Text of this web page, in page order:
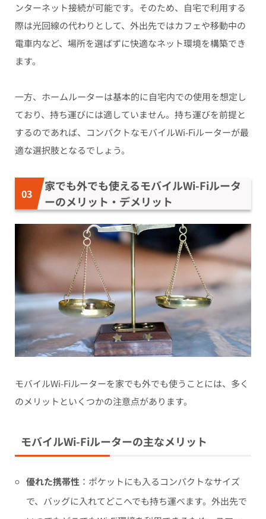
ンターネット接続が可能です。そのため、自宅で利用する
際は光回線の代わりとして、外出先ではカフェや移動中の
電車内など、場所を選ばずに快適なネット環境を構築でき
ます。
一方、ホームルーターは基本的に自宅内での使用を想定し
ており、持ち運びには適していません。持ち運びを前提と
するのであれば、コンパクトなモバイルWi-Fiルーターが最
適な選択肢となるでしょう。
家でも外でも使えるモバイルWi-Fiルータ
ーのメリット・デメリット
モバイルWi-Fiルーターを家でも外でも使うことには、多く
のメリットといくつかの注意点があります。
モバイルWi-Fiルーターの主なメリット
優れた携帯性 ：ポケットにも入るコンパクトなサイズ
で、バッグに入れてどこへでも持ち運べます。外出先で